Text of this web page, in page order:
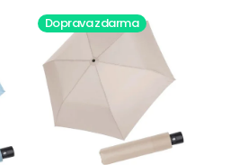
Doprava zdarma